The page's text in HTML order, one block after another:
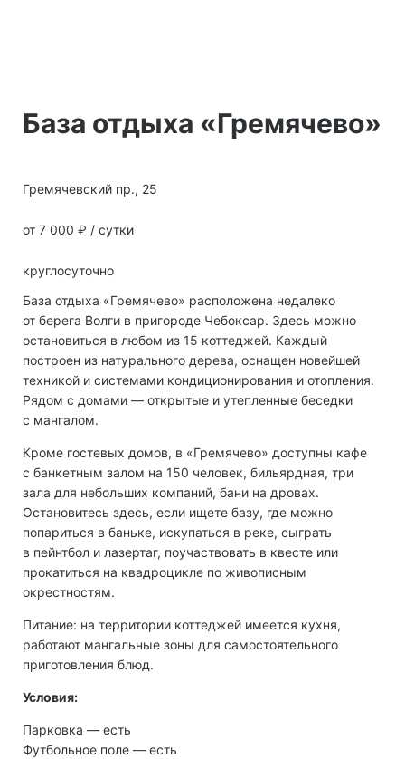
База отдыха «Гремячево»
Гремячевский пр., 25
от 7 000 ₽ / сутки
круглосуточно
База отдыха «Гремячево» расположена недалеко
от берега Волги в пригороде Чебоксар. Здесь можно
остановиться в любом из 15 коттеджей. Каждый
построен из натурального дерева, оснащен новейшей
техникой и системами кондиционирования и отопления.
Рядом с домами — открытые и утепленные беседки
с мангалом.
Кроме гостевых домов, в «Гремячево» доступны кафе
с банкетным залом на 150 человек, бильярдная, три
зала для небольших компаний, бани на дровах.
Остановитесь здесь, если ищете базу, где можно
попариться в баньке, искупаться в реке, сыграть
в пейнтбол и лазертаг, поучаствовать в квесте или
прокатиться на квадроцикле по живописным
окрестностям.
Питание: на территории коттеджей имеется кухня,
работают мангальные зоны для самостоятельного
приготовления блюд.
Условия:
Парковка ― есть
Футбольное поле ― есть